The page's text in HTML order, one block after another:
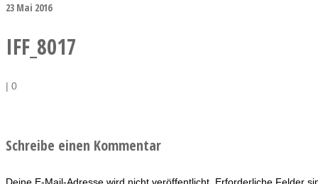
23 Mai 2016
IFF_8017
| 0
Schreibe einen Kommentar
Deine E-Mail-Adresse wird nicht veröffentlicht. Erforderliche Felder